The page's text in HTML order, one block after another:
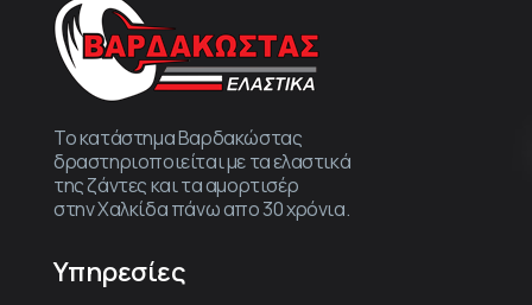
Το κατάστημα Βαρδακώστας
δραστηριοποιείται με τα ελαστικά
της ζάντες και τα αμορτισέρ
στην Χαλκίδα πάνω απο 30 χρόνια.
Υπηρεσίες